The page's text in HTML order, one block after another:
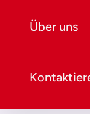
Über uns